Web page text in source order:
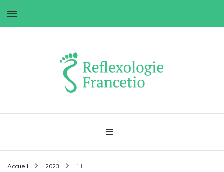
Réflexologie Francetio
Accueil 2023 11